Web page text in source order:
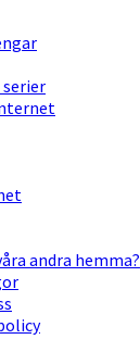
serier
andra hemma?